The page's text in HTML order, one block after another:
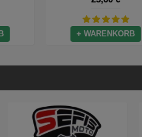
+ WARENKORB